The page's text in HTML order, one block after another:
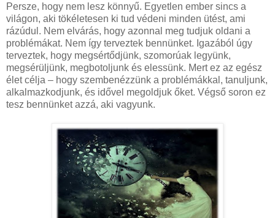
Persze, hogy nem lesz könnyű. Egyetlen ember sincs a
világon, aki tökéletesen ki tud védeni minden ütést, ami
rázúdul. Nem elvárás, hogy azonnal meg tudjuk oldani a
problémákat. Nem így terveztek bennünket. Igazából úgy
terveztek, hogy megsértődjünk, szomorúak legyünk,
megsérüljünk, megbotoljunk és elessünk. Mert ez az egész
élet célja – hogy szembenézzünk a problémákkal, tanuljunk,
alkalmazkodjunk, és idővel megoldjuk őket. Végső soron ez
tesz bennünket azzá, aki vagyunk.